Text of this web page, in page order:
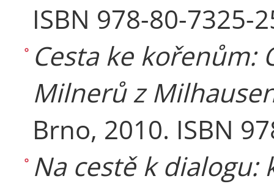
ISBN 978-80-7325-
Cesta ke kořenům:
Milnerů z
Brno, 2010. ISBN
Na cestě k